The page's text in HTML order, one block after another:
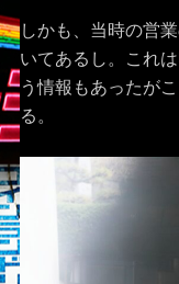
しかも、当時の営
いてあるし。これ
う情報もあったが
る。